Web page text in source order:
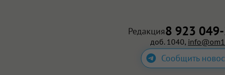
Редакция8 923
доб. 1040,
Сообщить